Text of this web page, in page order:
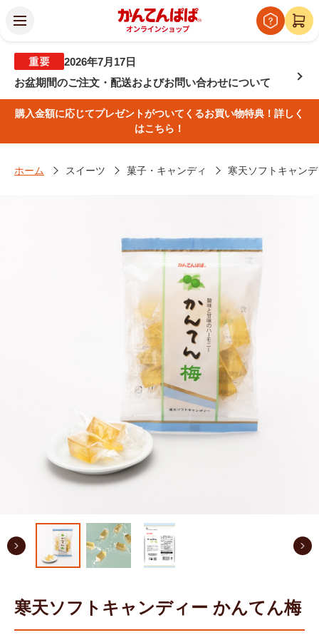
2026年7月17日
お盆期間のご注文・配送およびお問い合わせについて
購入金額に応じてプレゼントがついてくるお買い物特典！詳しく
はこちら！
ホーム スイーツ 菓子・キャンディ 寒天ソフトキャン
寒天ソフトキャンディー かんてん梅